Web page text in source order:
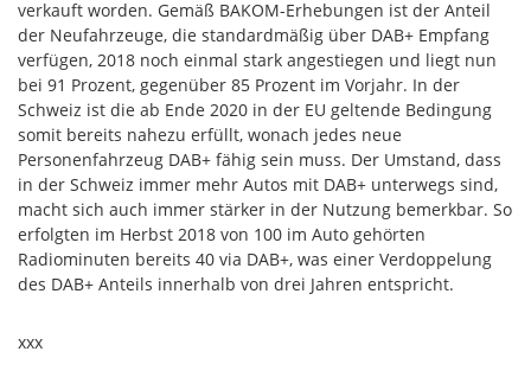
verkauft worden. Gemäß BAKOM-Erhebungen ist der Anteil
der Neufahrzeuge, die standardmäßig über DAB+ Empfang
verfügen, 2018 noch einmal stark angestiegen und liegt nun
bei 91 Prozent, gegenüber 85 Prozent im Vorjahr. In der
Schweiz ist die ab Ende 2020 in der EU geltende Bedingung
somit bereits nahezu erfüllt, wonach jedes neue
Personenfahrzeug DAB+ fähig sein muss. Der Umstand, dass
in der Schweiz immer mehr Autos mit DAB+ unterwegs sind,
macht sich auch immer stärker in der Nutzung bemerkbar. So
erfolgten im Herbst 2018 von 100 im Auto gehörten
Radiominuten bereits 40 via DAB+, was einer Verdoppelung
des DAB+ Anteils innerhalb von drei Jahren entspricht.
xxx